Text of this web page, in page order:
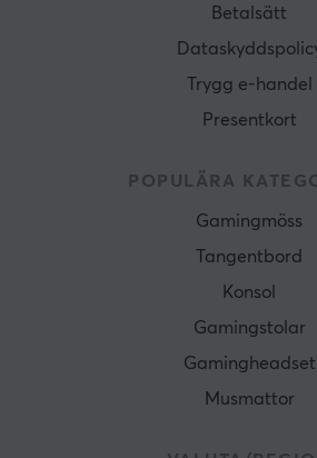
Betalsätt
Trygg e-handel
Presentkort
POPULÄRA
Gamingmöss
Tangentbord
Konsol
Gamingstolar
Gamingheadset
Musmattor